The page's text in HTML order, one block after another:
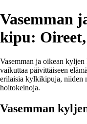
Vasemman
kipu:
Vasemman ja oikean
vaikuttaa päivittäiseen
erilaisia kylkikipuja, niiden
hoitokeinoja.
Vasemman